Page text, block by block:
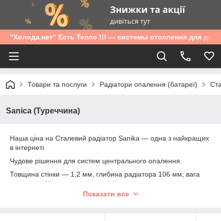
"Холода.нет" Есть Тепло !!! — системы отопления для дома
Товари та послуги Радіатори опалення (батареї)
Sanica (Туреччина)
Наша ціна на Сталевий радіатор Sanika — одна з найкращих
в інтернеті.
Чудове рішення для систем центрального опалення.
Товщина стінки — 1,2 мм, глибина радіатора 106 мм, вага
радіатора 27 кг, робочий тиск 7,7 атм.
Представлені 300 і 500 заввишки, 11,22 і 33 типом, бічним
Показати все